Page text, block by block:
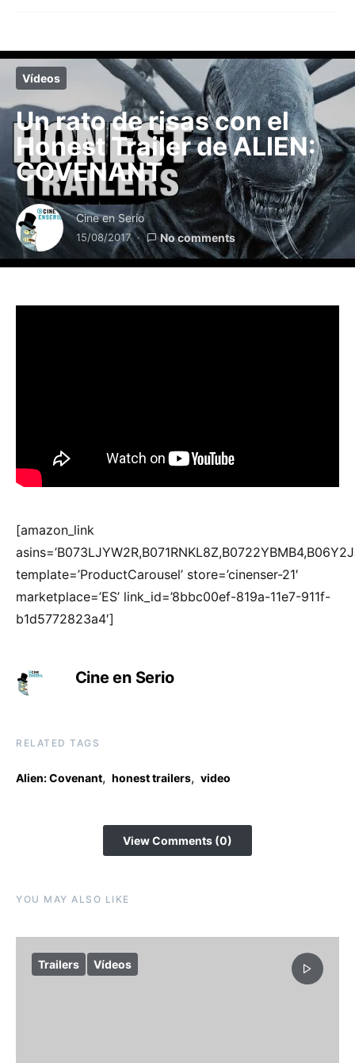
Vídeos
Un rato de risas con el
Honest Trailer de ALIEN:
COVENANT
Cine en Serio
15/08/2017 No comments
[amazon_link
template=’ProductCarousel’ store=’cinenser-21′
marketplace=’ES’ link_id=’8bbc00ef-819a-11e7-911f-
b1d5772823a4′]
Cine en Serio
RELATED TAGS
Alien: Covenant, honest trailers, video
View Comments (0)
YOU MAY ALSO LIKE
Trailers Vídeos